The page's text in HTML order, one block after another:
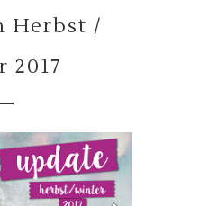
Herbst /
2017